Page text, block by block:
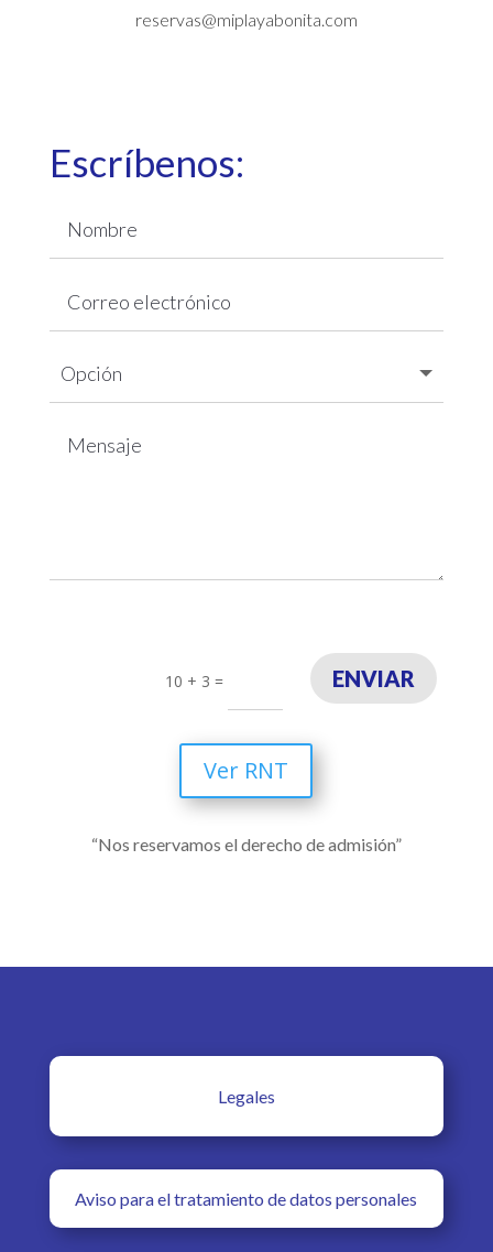
reservas@miplayabonita.com
Escríbenos:
10 + 3 = ENVIAR
Ver RNT
“Nos reservamos el derecho de admisión”
Legales
Aviso para el tratamiento de datos personales